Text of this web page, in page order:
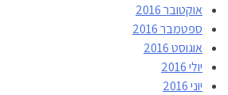
אוקטובר 2016
ספטמבר 2016
אוגוסט 2016
יולי 2016
יוני 2016